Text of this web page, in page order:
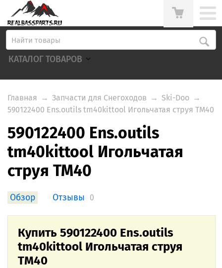
КАТАЛОГ ТОВАРОВ
Главная → Запчасти для Снегоходов → Ski-Doo →
590122400 Ens.outils tm40kittool Игольчатая струя TM40
590122400 Ens.outils
tm40kittool Игольчатая
струя TM40
Обзор Отзывы 0
Купить 590122400 Ens.outils
tm40kittool Игольчатая струя
TM40